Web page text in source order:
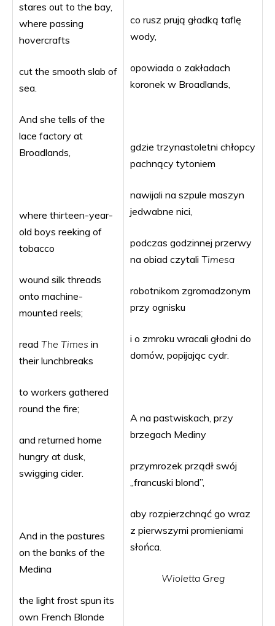
stares out to the bay,
where passing
hovercrafts
cut the smooth slab of
sea.
And she tells of the
lace factory at
Broadlands,
where thirteen-year-
old boys reeking of
tobacco
wound silk threads
onto machine-
mounted reels;
read The Times in
their lunchbreaks
to workers gathered
round the fire;
and returned home
hungry at dusk,
swigging cider.
And in the pastures
on the banks of the
Medina
the light frost spun its
own French Blonde
co rusz prują gładką taflę
wody,
opowiada o zakładach
koronek w Broadlands,
gdzie trzynastoletni chłopcy
pachnący tytoniem
nawijali na szpule maszyn
jedwabne nici,
podczas godzinnej przerwy
na obiad czytali Timesa
robotnikom zgromadzonym
przy ognisku
i o zmroku wracali głodni do
domów, popijając cydr.
A na pastwiskach, przy
brzegach Mediny
przymrozek prządł swój
„francuski blond”,
aby rozpierzchnąć go wraz
z pierwszymi promieniami
słońca.
Wioletta Greg